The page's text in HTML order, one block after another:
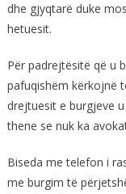
dhe gjyqtarë duke
hetuesit.
Për padrejtësitë që u
pafuqishëm kërkojnë
drejtuesit e burgjeve
thene se nuk ka
Biseda me telefon i
me burgim të